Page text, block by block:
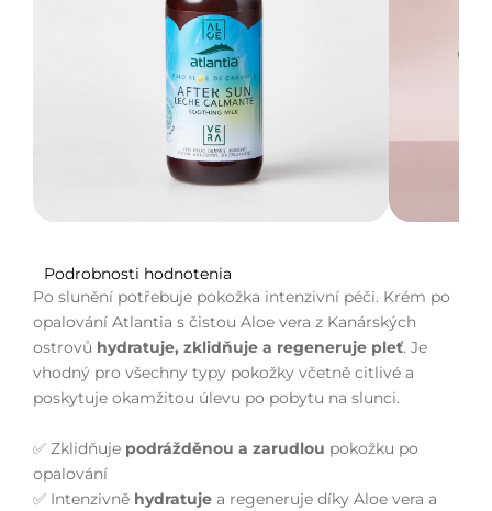
Priemerné
hodnotenie
produktu
je
5,0
z
5
Podrobnosti hodnotenia
Po slunění potřebuje pokožka intenzivní péči. Krém po
opalování Atlantia s čistou Aloe vera z Kanárských
ostrovů hydratuje, zklidňuje a regeneruje pleť. Je
vhodný pro všechny typy pokožky včetně citlivé a
poskytuje okamžitou úlevu po pobytu na slunci.
✅ Zklidňuje podrážděnou a zarudlou pokožku po
opalování
✅ Intenzivně hydratuje a regeneruje díky Aloe vera a